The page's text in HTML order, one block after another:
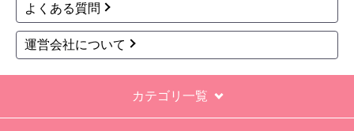
よくある質問
運営会社について
カテゴリ一覧